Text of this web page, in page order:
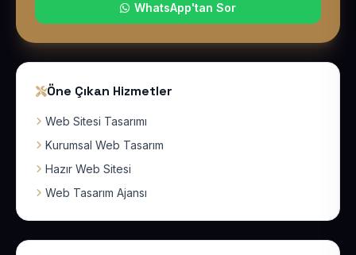
WhatsApp'tan Sor
Öne Çıkan Hizmetler
Web Sitesi Tasarımı
Kurumsal Web Tasarım
Hazır Web Sitesi
Web Tasarım Ajansı